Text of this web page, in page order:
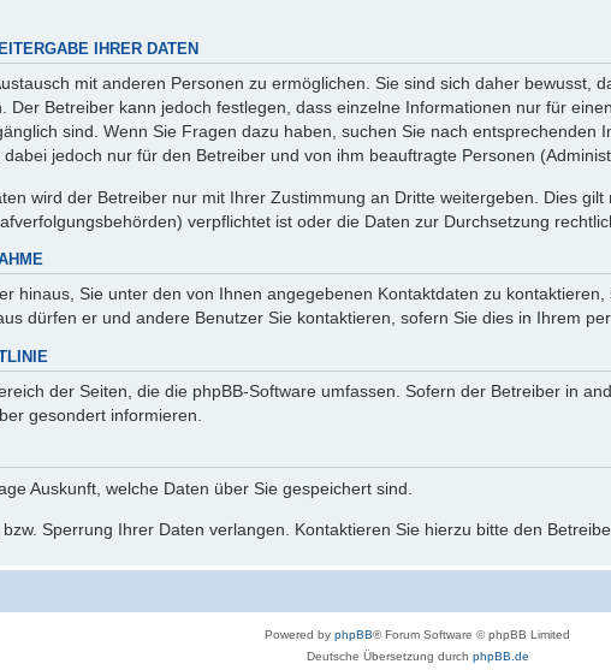
IHRER DATEN
mit anderen Personen zu ermöglichen. Sie sind sich daher bewusst,
Der Betreiber kann jedoch festlegen, dass einzelne Informationen nur für
sind. Wenn Sie Fragen dazu haben, suchen Sie nach
jedoch nur für den Betreiber und von ihm beauftragte Personen
wird der Betreiber nur mit Ihrer Zustimmung an Dritte weitergeben. Dies
verpflichtet ist oder die Daten zur Durchsetzung
hinaus, Sie unter den von Ihnen angegebenen Kontaktdaten zu
dürfen er und andere Benutzer Sie kontaktieren, sofern Sie dies in Ihrem
der Seiten, die die phpBB-Software umfassen. Sofern der Betreiber in
gesondert informieren.
Auskunft, welche Daten über Sie gespeichert sind.
Sperrung Ihrer Daten verlangen. Kontaktieren Sie hierzu bitte den
Powered by phpBB® Forum Software © phpBB Limited
Deutsche Übersetzung durch phpBB.de